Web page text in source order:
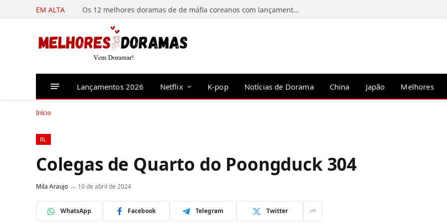
EM ALTA Os 12 melhores doramas de de máfia coreanos com lançamento recente para assistir em 2026
Lançamentos 2026 Netflix K-pop Notícias de Dorama China Japão Melhores
Início
BL
Colegas de Quarto do Poongduck 304
Mila Araujo 10 de abril de 2024
WhatsApp Facebook Telegram Twitter